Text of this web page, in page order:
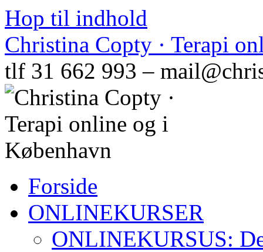
Hop til indhold
Christina Copty · Terapi
tlf 31 662 993 –
Forside
ONLINEKURSER
ONLINEKURSUS: